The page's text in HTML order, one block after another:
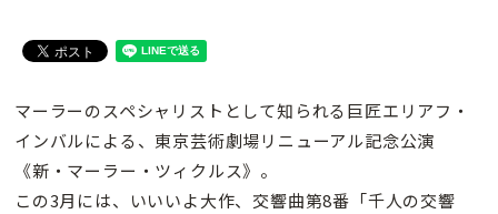
マーラーのスペシャリストとして知られる巨匠エリアフ・
インバルによる、東京芸術劇場リニューアル記念公演
《新・マーラー・ツィクルス》。
この3月には、いいいよ大作、交響曲第8番「千人の交響